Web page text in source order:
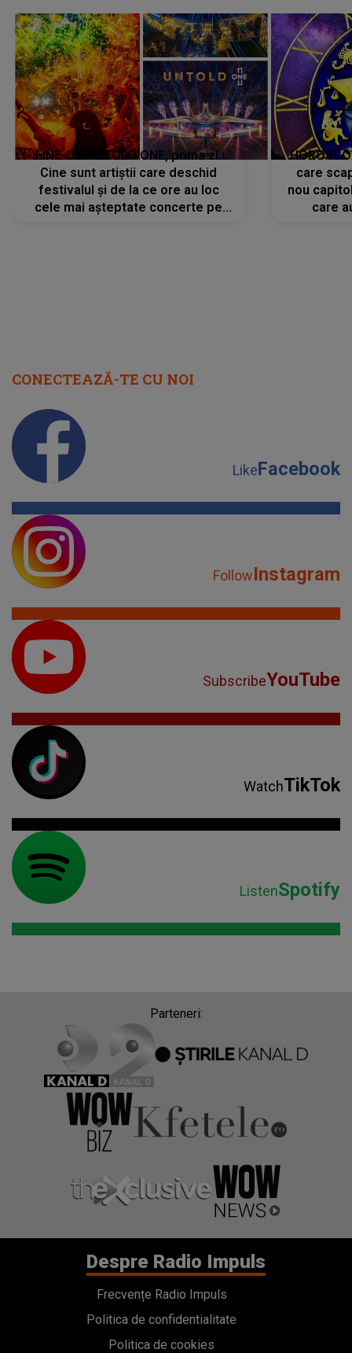
LINE-UP UNTOLD ONE, prima zi.
Cine sunt artiștii care deschid
festivalul și de la ce ore au loc
cele mai așteptate concerte pe
care
nou
care
CONECTEAZĂ-TE CU NOI
LikeFacebook
FollowInstagram
SubscribeYouTube
WatchTikTok
ListenSpotify
Parteneri:
Despre Radio Impuls
Frecvențe Radio Impuls
Politica de confidentialitate
Politica de cookies